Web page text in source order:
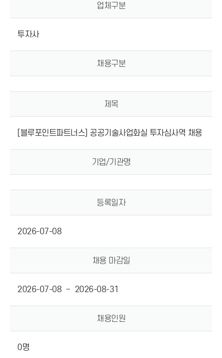
업체구분
투자사
채용구분
제목
[블루포인트파트너스] 공공기술사업화실 투자심사역 채용
기업/기관명
등록일자
2026-07-08
채용 마감일
2026-07-08 ~ 2026-08-31
채용인원
0명